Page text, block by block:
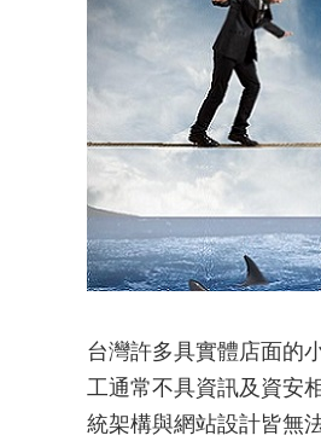
台灣許多具實體店面的
工通常不具資訊及資安
統架構與網站設計皆無